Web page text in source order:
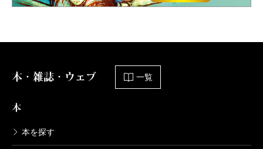
本・雑誌・ウェブ 一覧
本
本を探す